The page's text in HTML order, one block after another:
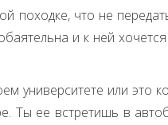
походке, что не
и к ней
университете или это
Ты ее встретишь в